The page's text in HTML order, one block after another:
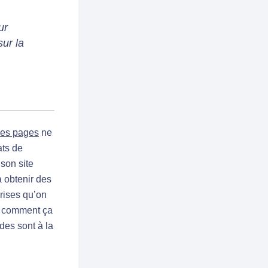
la
pages ne
de
site
obtenir des
qu’on
ça
sont à la